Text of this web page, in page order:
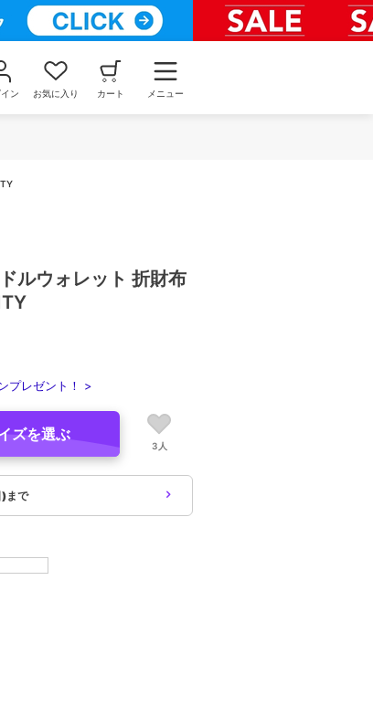
ン お気に入り カート メニュー
ルウォレット 折財布
プレゼント！ >
ズを選ぶ
3人
まで